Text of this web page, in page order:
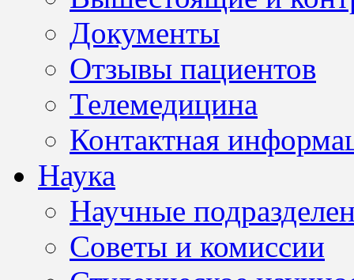
Документы
Отзывы пациентов
Телемедицина
Контактная
Наука
Научные
Советы и комиссии